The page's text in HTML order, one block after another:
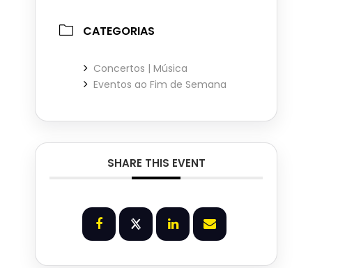
CATEGORIAS
Concertos | Música
Eventos ao Fim de Semana
SHARE THIS EVENT